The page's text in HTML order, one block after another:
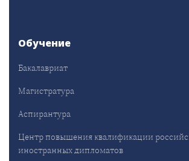
Обучение
Бакалавриат
Магистратура
Аспирантура
Центр повышения квалификации
иностранных дипломатов